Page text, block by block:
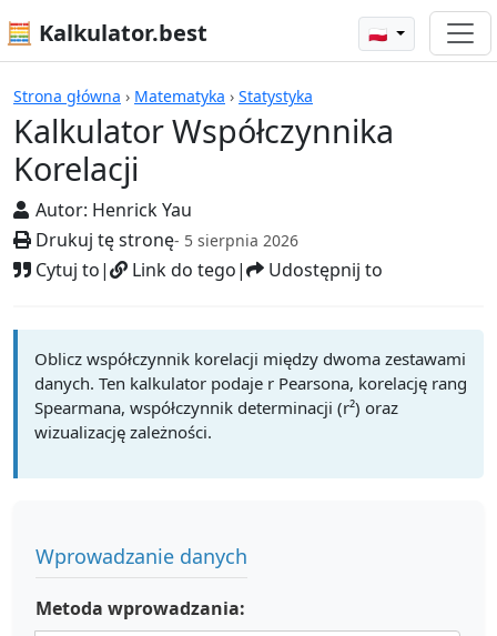
🧮 Kalkulator.best 🇵🇱
Strona główna › Matematyka › Statystyka
Kalkulator Współczynnika
Korelacji
Autor: Henrick Yau
Drukuj tę stronę- 5 sierpnia 2026
Cytuj to| Link do tego| Udostępnij to
Kalkulatory
Oblicz współczynnik korelacji między dwoma zestawami
danych. Ten kalkulator podaje r Pearsona, korelację rang
Spearmana, współczynnik determinacji (r²) oraz
wizualizację zależności.
Wprowadzanie danych
Metoda wprowadzania: